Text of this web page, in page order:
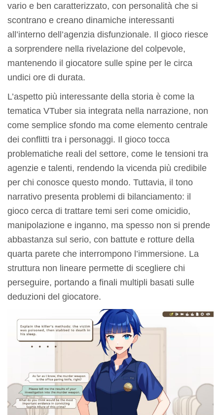
vario e ben caratterizzato, con personalità che si
scontrano e creano dinamiche interessanti
all’interno dell’agenzia disfunzionale. Il gioco riesce
a sorprendere nella rivelazione del colpevole,
mantenendo il giocatore sulle spine per le circa
undici ore di durata.
L’aspetto più interessante della storia è come la
tematica VTuber sia integrata nella narrazione, non
come semplice sfondo ma come elemento centrale
dei conflitti tra i personaggi. Il gioco tocca
problematiche reali del settore, come le tensioni tra
agenzie e talenti, rendendo la vicenda più credibile
per chi conosce questo mondo. Tuttavia, il tono
narrativo presenta problemi di bilanciamento: il
gioco cerca di trattare temi seri come omicidio,
manipolazione e inganno, ma spesso non si prende
abbastanza sul serio, con battute e rotture della
quarta parete che interrompono l’immersione. La
struttura non lineare permette di scegliere chi
perseguire, portando a finali multipli basati sulle
deduzioni del giocatore.